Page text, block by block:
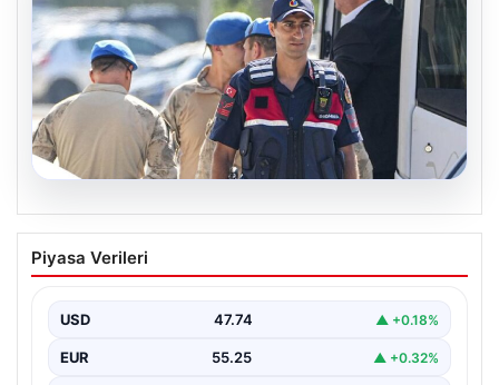
07.08.2026
Menderes Belediye Başkanı İlkay Çiçek
ve 9 Kişi Tutuklandı
Çiçek'in de aralarında bulunduğu isimlere yönelik
yürütülen kapsamlı…
Piyasa Verileri
USD 47.74 ▲ +0.18%
EUR 55.25 ▲ +0.32%